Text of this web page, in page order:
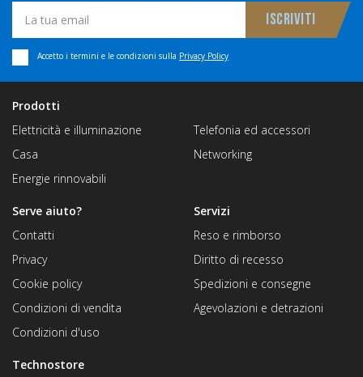
Accetto i termini e le condizioni sulla Privacy Policy
Prodotti
Elettricità e illuminazione
Casa
Energie rinnovabili
Telefonia ed accessori
Networking
Technostore
Servizi
Reso e rimborso
Diritto di recesso
Spedizioni e consegne
Agevolazioni e detrazioni
Serve aiuto?
Contatti
Privacy
Cookie policy
Condizioni di vendita
Condizioni d'uso